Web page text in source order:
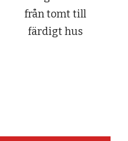
från tomt till
färdigt hus